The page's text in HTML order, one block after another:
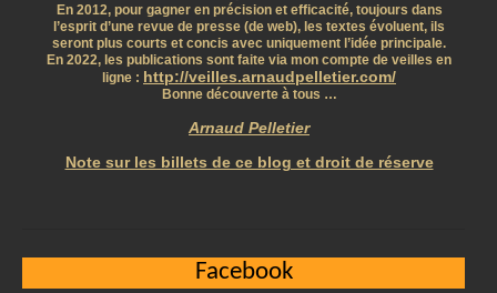
En 2012, pour gagner en précision et efficacité, toujours dans
l’esprit d’une revue de presse (de web), les textes évoluent, ils
seront plus courts et concis avec uniquement l’idée principale.
En 2022, les publications sont faite via mon compte de veilles en
ligne : http://veilles.arnaudpelletier.com/
Bonne découverte à tous …
Arnaud Pelletier
Note sur les billets de ce blog et droit de réserve
Facebook